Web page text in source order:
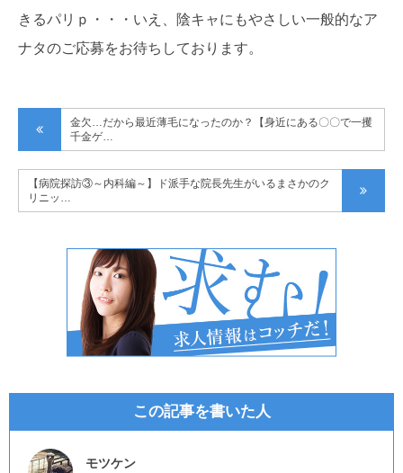
きるパリｐ・・・いえ、陰キャにもやさしい一般的なア
ナタのご応募をお待ちしております。
金欠…だから最近薄毛になったのか？【身近にある〇〇で一攫
千金ゲ…
【病院探訪③～内科編～】ド派手な院長先生がいるまさかのク
リニッ…
この記事を書いた人
モツケン